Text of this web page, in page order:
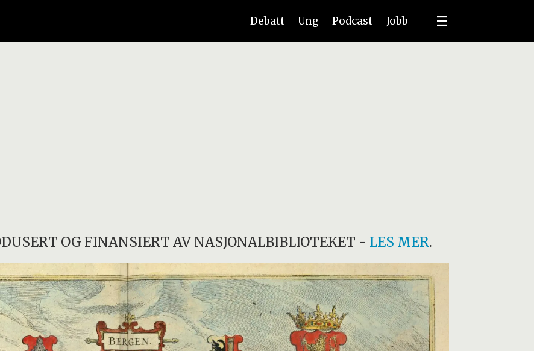
Debatt Ung Podcast Jobb
OG FINANSIERT AV NASJONALBIBLIOTEKET - LES MER.